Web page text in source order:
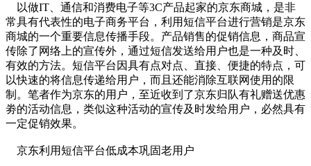
以做IT、通信和消费电子等3C产品起家的京东商城，是非
常具有代表性的电子商务平台，利用短信平台进行营销是京东
商城的一个重要信息传播手段。产品销售的促销信息，商品宣
传除了网络上的宣传外，通过短信发送给用户也是一种及时、
有效的方法。短信平台因具有点对点、直接、便捷的特点，可
以快速的将信息传递给用户，而且还能消除互联网使用的限
制。笔者作为京东的用户，至近收到了京东归队有礼赠送优惠
劵的活动信息，类似这种活动的宣传及时发给用户，必然具有
一定促销效果。
京东利用短信平台低成本巩固老用户